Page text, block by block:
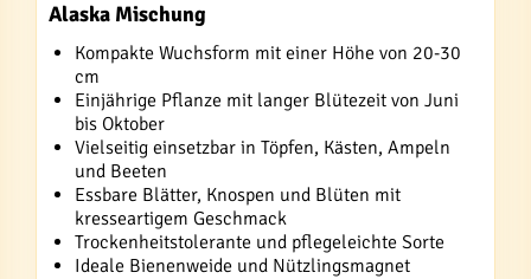
Alaska Mischung
Kompakte Wuchsform mit einer Höhe von 20-30
cm
Einjährige Pflanze mit langer Blütezeit von Juni
bis Oktober
Vielseitig einsetzbar in Töpfen, Kästen, Ampeln
und Beeten
Essbare Blätter, Knospen und Blüten mit
kresseartigem Geschmack
Trockenheitstolerante und pflegeleichte Sorte
Ideale Bienenweide und Nützlingsmagnet